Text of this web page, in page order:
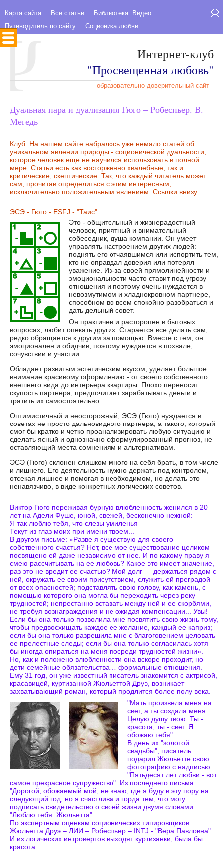
Карта сайта Все статьи
Библиотека. Видео
Путеводитель по сайту
Соционика любви
Интернет-клуб
"Просвещенная любовь"
образовательно-доверительный сайт
Дуальная пара и дуализация Гюго – Робеспьер. В.
Мегедь
Клуб. На нашем сайте набралось уже немало статей об
уникальном явлении природы - соционической дуальности,
которое человек еще не научился использовать в полной
мере. Статьи есть как восторженно хвалебные, так и
критические, скептические. Так, что каждый читатель может
сам, прочитав определиться с этим интересным,
исключительно положительным явлением. Ссылки внизу.
ЭСЭ - Гюго - ESFJ - "Таис".
Это - общительный и жизнерадостный
человек, приятный и внимательный
собеседник, душа компании. Он умеет
управлять настроением других людей:
поднять его отчаявшимся или испортить тем,
кто не оправдал доверия или потерял
уважение. Из-за своей прямолинейности и
эмоциональности часто ставит под угрозу
отношения и поэтому очень нуждается в
невозмутимом и хладнокровном партнере,
способном во всем спокойно разобраться и
дать дельный совет.
Он практичен и расторопен в бытовых
вопросах, любит опекать других. Старается все делать сам,
редко обращается к другим за помощью. Вместе с тем, он
эмоционален и обидчив, поэтому нуждается в похвале,
сочувствии и участии.
Обладает развитым эстетическим вкусом, уделяет большое
внимание красивому оформлению - от своего собственного
внешнего вида до интерьера квартиры. Плохо переносит
скупость партнера, предпочитает зарабатывать деньги и
тратить их самостоятельно.
Оптимистичный и неосторожный, ЭСЭ (Гюго) нуждается в
советах не просто дальновидного партнера, а такого, который
смог бы кратко и четко проанализировать любую ситуацию и
сделать ясный и однозначно сформулированный прогноз, не
оставляющий места сомнениям и альтернативам.
ЭСЭ (Гюго) склонен слишком много на себя брать, в том числе
и лишнего. Его деятельность нужно держать под контролем,
отсекая лишнее и помогая в необходимом, но делать это
ненавязчиво, в виде конкретных логических советов.
Виктор Гюго переживая бурную влюбленность женился в 20
лет на Адели Фуше, юной, свежей, бесконечно нежной:
Я так люблю тебя, что слезы умиленья
Текут из глаз моих при имени твоем...
В другом письме: «Разве я существую для своего
собственного счастья? Нет, все мое существование целиком
посвящено ей даже независимо от нее. И по какому праву я
смею рассчитывать на ее любовь? Какое это имеет значение,
раз это не вредит ее счастью? Мой долг — держаться рядом с
ней, окружать ее своим присутствием, служить ей преградой
от всех опасностей; подставлять свою голову, как камень, с
помощью которого она могла бы переходить через реку
трудностей; непрестанно вставать между ней и ее скорбями,
не требуя вознаграждения и не ожидая компенсации... Увы!
Если бы она только позволила мне посвятить свою жизнь тому,
чтобы предвосхищать каждое ее желание, каждый ее каприз;
если бы она только разрешила мне с благоговением целовать
ее прелестные следы; если бы она только согласилась хотя
бы иногда опираться на меня посреди трудностей жизни».
Но, как и положено влюбленности она вскоре проходит, но
дети семейные обязательства… формальные отношения.
Ему 31 год, он уже известный писатель знакомится с актрисой,
красавицей, куртизанкой Жюльеттой Друэ, возникает
захватывающий роман, который продлится более полу века.
"Мать произвела меня на
свет, а ты создала меня...
Целую душу твою. Ты -
красота, ты - свет. Я
обожаю тебя".
В день их "золотой
свадьбы", писатель
подарил Жюльетте свою
фотографию с надписью:
"Пятьдесят лет любви - вот
самое прекрасное супружество". Из последнего письма:
"Дорогой, обожаемый мой, не знаю, где я буду в эту пору на
следующий год, но я счастлива и горда тем, что могу
подписать свидетельство о своей жизни двумя словами:
"Люблю тебя. Жюльетта".
По экспертным оценкам соционических типировщиков
Жюльетта Друэ – ЛИИ – Робеспьер – INTJ - "Вера Павловна".
И из логических интровертов выходят куртизанки, была бы
красота.